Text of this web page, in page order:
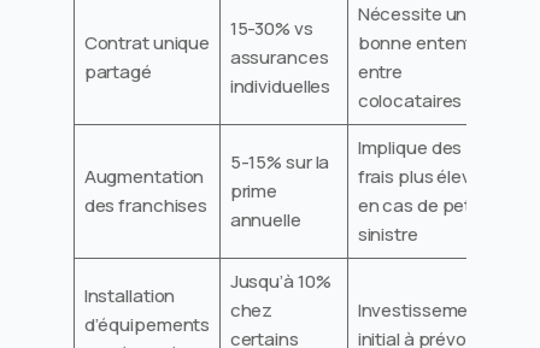
Contrat unique
partagé
15-30% vs
assurances
individuelles
Nécessite une
bonne entente
entre
colocataires
Augmentation
des franchises
5-15% sur la
prime
annuelle
Implique des
frais plus élevés
en cas de petit
sinistre
Installation
d’équipements
Jusqu’à 10%
chez
certains
Investissement
initial à prévoir